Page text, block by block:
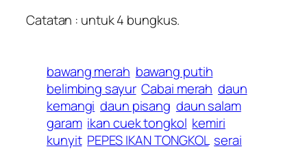
Catatan : untuk 4 bungkus.
bawang merah bawang putih
belimbing sayur Cabai merah daun
kemangi daun pisang daun salam
garam ikan cuek tongkol kemiri
kunyit PEPES IKAN TONGKOL serai